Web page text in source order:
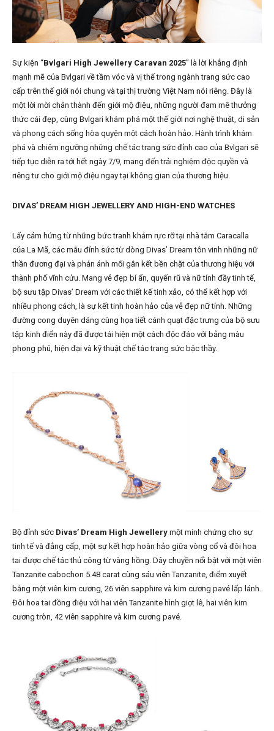
Sự kiện “Bvlgari High Jewellery Caravan 2025” là lời khẳng định
mạnh mẽ của Bvlgari về tầm vóc và vị thế trong ngành trang sức cao
cấp trên thế giới nói chung và tại thị trường Việt Nam nói riêng. Đây là
một lời mời chân thành đến giới mộ điệu, những người đam mê thưởng
thức cái đẹp, cùng Bvlgari khám phá một thế giới nơi nghệ thuật, di sản
và phong cách sống hòa quyện một cách hoàn hảo. Hành trình khám
phá và chiêm ngưỡng những chế tác trang sức đỉnh cao của Bvlgari sẽ
tiếp tục diễn ra tới hết ngày 7/9, mang đến trải nghiệm độc quyền và
riêng tư cho giới mộ điệu ngay tại không gian của thương hiệu.
DIVAS’ DREAM HIGH JEWELLERY AND HIGH-END WATCHES
Lấy cảm hứng từ những bức tranh khảm rực rỡ tại nhà tắm Caracalla
của La Mã, các mẫu đỉnh sức từ dòng Divas’ Dream tôn vinh những nữ
thần đương đại và phản ánh mối gắn kết bền chặt của thương hiệu với
thành phố vĩnh cửu. Mang vẻ đẹp bí ẩn, quyến rũ và nữ tính đầy tinh tế,
bộ sưu tập Divas’ Dream với các thiết kế tinh xảo, có thể kết hợp với
nhiều phong cách, là sự kết tinh hoàn hảo của vẻ đẹp nữ tính. Những
đường cong duyên dáng cùng họa tiết cánh quạt đặc trưng của bộ sưu
tập kinh điển này đã được tái hiện một cách độc đáo với bảng màu
phong phú, hiện đại và kỹ thuật chế tác trang sức bậc thầy.
Bộ đỉnh sức Divas’ Dream High Jewellery một minh chứng cho sự
tinh tế và đẳng cấp, một sự kết hợp hoàn hảo giữa vòng cổ và đôi hoa
tai được chế tác thủ công từ vàng hồng. Dây chuyền nổi bật với một viên
Tanzanite cabochon 5.48 carat cùng sáu viên Tanzanite, điểm xuyết
bằng một viên kim cương, 26 viên sapphire và kim cương pavé lấp lánh.
Đôi hoa tai đồng điệu với hai viên Tanzanite hình giọt lê, hai viên kim
cương tròn, 42 viên sapphire và kim cương pavé.